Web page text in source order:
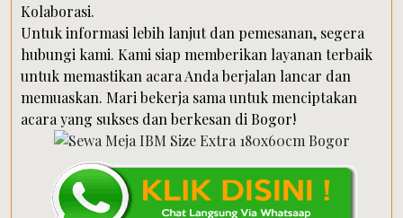
Kolaborasi.
Untuk informasi lebih lanjut dan pemesanan, segera
hubungi kami. Kami siap memberikan layanan terbaik
untuk memastikan acara Anda berjalan lancar dan
memuaskan. Mari bekerja sama untuk menciptakan
acara yang sukses dan berkesan di Bogor!